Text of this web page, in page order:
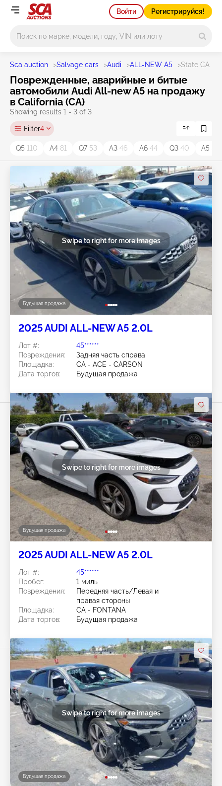
Войти Регистрируйся!
Sca auction >Salvage cars >Audi >ALL-NEW A5 >State CA
Поврежденные, аварийные и битые
автомобили Audi All-new A5 на продажу
в California (CA)
Showing results 1 - 3 of 3
Filter4
Q5 110 A4 81 Q7 53 A3 46 A6 44 Q3 40 A5
Будущая продажа
Swipe to right for more images
2025 AUDI ALL-NEW A5 2.0L
Лот #:
45******
Повреждения:
Задняя часть справа
Площадка:
CA - ACE - CARSON
Дата торгов:
Будущая продажа
Будущая продажа
Swipe to right for more images
2025 AUDI ALL-NEW A5 2.0L
Лот #:
45******
Пробег:
1 миль
Повреждения:
Передняя часть/Левая и
правая стороны
Площадка:
CA - FONTANA
Дата торгов:
Будущая продажа
Будущая продажа
Swipe to right for more images